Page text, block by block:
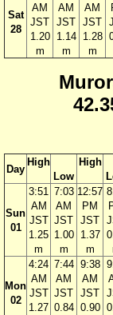
Sat
28
AM
JST
1.20
m
AM
JST
1.14
m
AM
JST
1.28
m
Day
High
Low
High
Sun
01
3:51
AM
JST
1.25
m
7:03
AM
JST
1.00
m
12:57
PM
JST
1.37
m
Mon
02
4:24
AM
JST
1.27
7:44
AM
JST
0.84
9:38
AM
JST
0.90